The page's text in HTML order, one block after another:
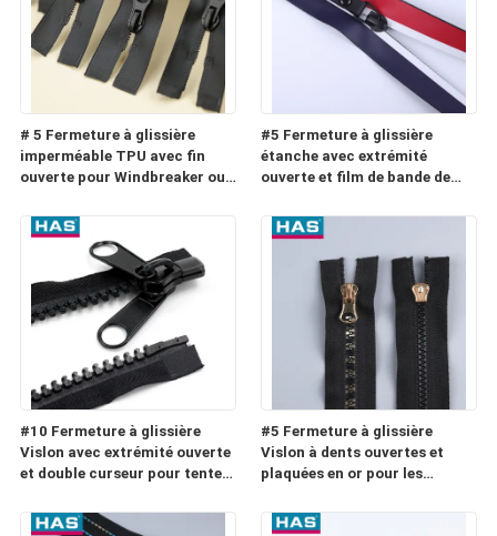
# 5 Fermeture à glissière
imperméable TPU avec fin
ouverte pour Windbreaker ou
#5 Fermeture à glissière
étanche avec extrémité
ouverte et film de bande de
bagage
#10 Fermeture à glissière
Vislon avec extrémité ouverte
et double curseur pour tente
#5 Fermeture à glissière
Vislon à dents ouvertes et
plaquées en or pour les
ménagers